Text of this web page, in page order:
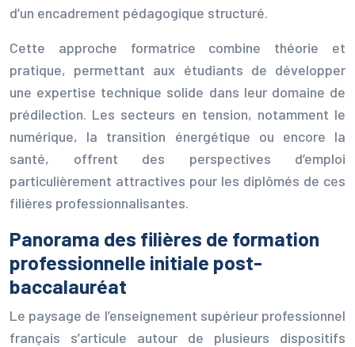
d’un encadrement pédagogique structuré.
Cette approche formatrice combine théorie et
pratique, permettant aux étudiants de développer
une expertise technique solide dans leur domaine de
prédilection. Les secteurs en tension, notamment le
numérique, la transition énergétique ou encore la
santé, offrent des perspectives d’emploi
particulièrement attractives pour les diplômés de ces
filières professionnalisantes.
Panorama des filières de formation
professionnelle initiale post-
baccalauréat
Le paysage de l’enseignement supérieur professionnel
français s’articule autour de plusieurs dispositifs